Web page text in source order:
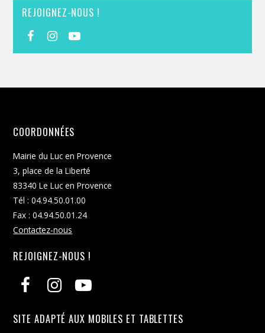
REJOIGNEZ-NOUS !
COORDONNÉES
Mairie du Luc en Provence
3, place de la Liberté
83340 Le Luc en Provence
Tél : 04.94.50.01.00
Fax : 04.94.50.01.24
Contactez-nous
REJOIGNEZ-NOUS !
SITE ADAPTÉ AUX MOBILES ET TABLETTES